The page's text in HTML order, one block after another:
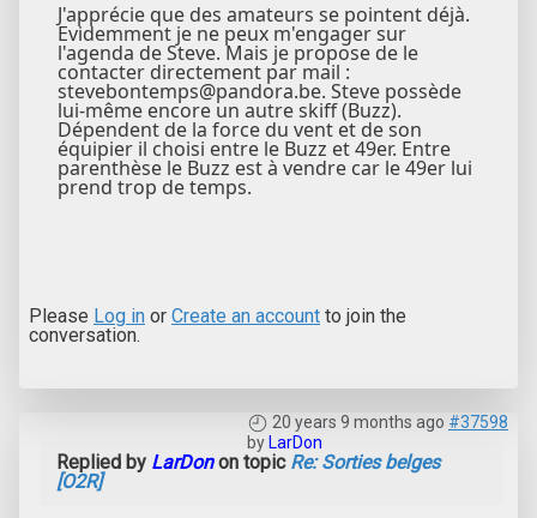
J'apprécie que des amateurs se pointent déjà.
Evidemment je ne peux m'engager sur
l'agenda de Steve. Mais je propose de le
contacter directement par mail :
stevebontemps@pandora.be. Steve possède
lui-même encore un autre skiff (Buzz).
Dépendent de la force du vent et de son
équipier il choisi entre le Buzz et 49er. Entre
parenthèse le Buzz est à vendre car le 49er lui
prend trop de temps.
Please Log in or Create an account to join the
conversation.
20 years 9 months ago #37598
by LarDon
Replied by LarDonon topic Re: Sorties belges
[O2R]